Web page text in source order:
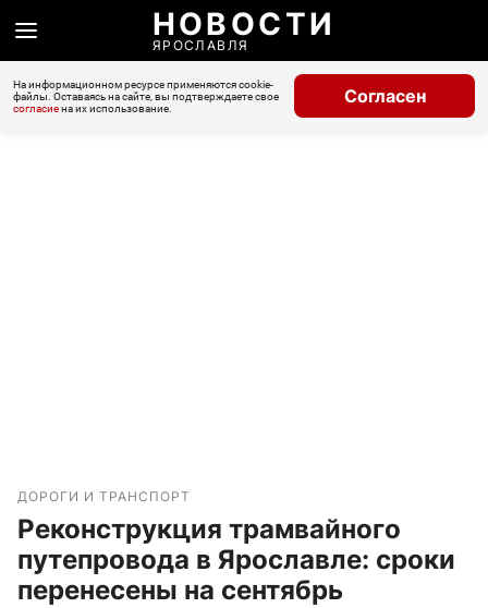
НОВОСТИ
ЯРОСЛАВЛЯ
На информационном ресурсе применяются cookie-
файлы. Оставаясь на сайте, вы подтверждаете свое
согласиена их использование.
Согласен
ДОРОГИ И ТРАНСПОРТ
Реконструкция трамвайного
путепровода в Ярославле: сроки
перенесены на сентябрь